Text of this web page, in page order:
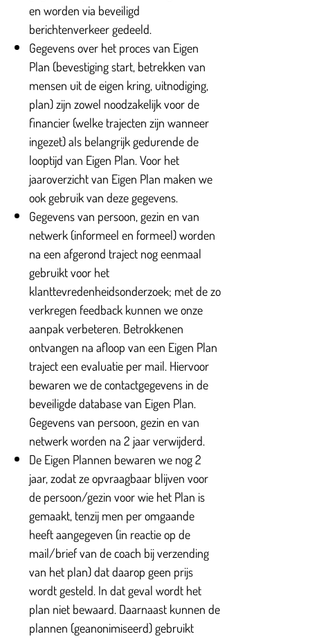
en worden via beveiligd
berichtenverkeer gedeeld.
Gegevens over het proces van Eigen
Plan (bevestiging start, betrekken van
mensen uit de eigen kring, uitnodiging,
plan) zijn zowel noodzakelijk voor de
financier (welke trajecten zijn wanneer
ingezet) als belangrijk gedurende de
looptijd van Eigen Plan. Voor het
jaaroverzicht van Eigen Plan maken we
ook gebruik van deze gegevens.
Gegevens van persoon, gezin en van
netwerk (informeel en formeel) worden
na een afgerond traject nog eenmaal
gebruikt voor het
klanttevredenheidsonderzoek; met de zo
verkregen feedback kunnen we onze
aanpak verbeteren. Betrokkenen
ontvangen na afloop van een Eigen Plan
traject een evaluatie per mail. Hiervoor
bewaren we de contactgegevens in de
beveiligde database van Eigen Plan.
Gegevens van persoon, gezin en van
netwerk worden na 2 jaar verwijderd.
De Eigen Plannen bewaren we nog 2
jaar, zodat ze opvraagbaar blijven voor
de persoon/gezin voor wie het Plan is
gemaakt, tenzij men per omgaande
heeft aangegeven (in reactie op de
mail/brief van de coach bij verzending
van het plan) dat daarop geen prijs
wordt gesteld. In dat geval wordt het
plan niet bewaard. Daarnaast kunnen de
plannen (geanonimiseerd) gebruikt